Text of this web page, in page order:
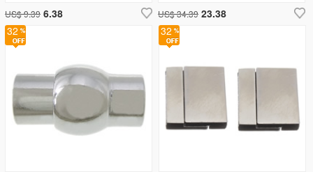
32
US$ 9.39 6.38 US$ 34.39 23.38
32